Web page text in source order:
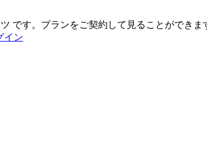
です。プランをご契約して見ることができま
イン